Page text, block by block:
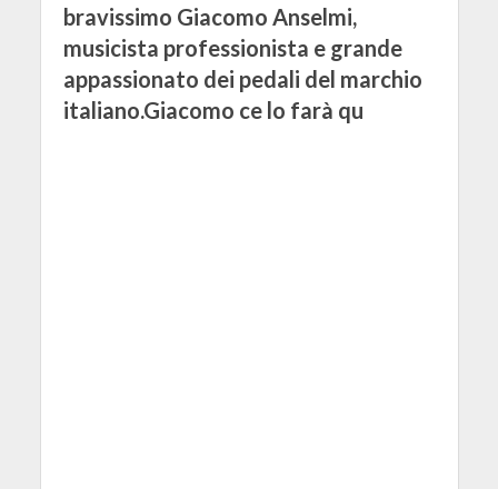
bravissimo Giacomo Anselmi,
musicista professionista e grande
appassionato dei pedali del marchio
italiano.Giacomo ce lo farà qu